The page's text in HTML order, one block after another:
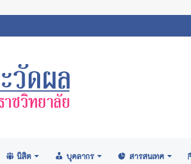
ยาลัย: อนุมัติปริญญา ระดับปริญญาตรี รุ่นที่ ๗๑ (ครั้
นิสิต บุคลากร สารสนเทศ